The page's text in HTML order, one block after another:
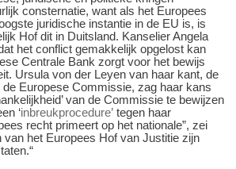
consternatie, want als het Europees
juridische instantie in de EU is, is
Hof dit in Duitsland. Kanselier Angela
het conflict gemakkelijk opgelost kan
Centrale Bank zorgt voor het bewijs
Ursula von der Leyen van haar kant, de
Europese Commissie, zag haar kans
van de Commissie te bewijzen
‘inbreukprocedure’ tegen haar
recht primeert op het nationale”, zei
van het Europees Hof van Justitie zijn